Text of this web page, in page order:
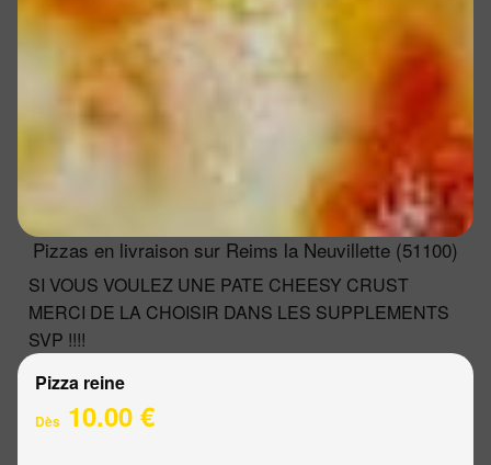
Pizzas en livraison sur Reims la Neuvillette (51100)
SI VOUS VOULEZ UNE PATE CHEESY CRUST
MERCI DE LA CHOISIR DANS LES SUPPLEMENTS
SVP !!!!
Pizza reine
Dès 10.00 €